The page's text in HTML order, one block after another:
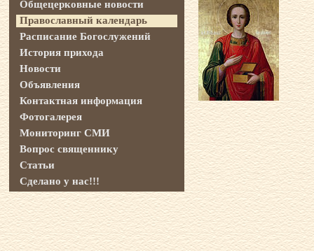
Общецерковные новости
Православный календарь
Расписание Богослужений
История прихода
Новости
Объявления
Контактная информация
Фотогалерея
Мониторинг СМИ
Вопрос священнику
Статьи
Сделано у нас!!!